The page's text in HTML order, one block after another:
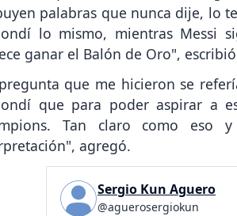
palabras que nunca dije, lo
lo mismo, mientras Messi
ganar el Balón de Oro",
que me hicieron se
que para poder aspirar a
Tan claro como
agregó.
Sergio Kun Aguero
@aguerosergiokun